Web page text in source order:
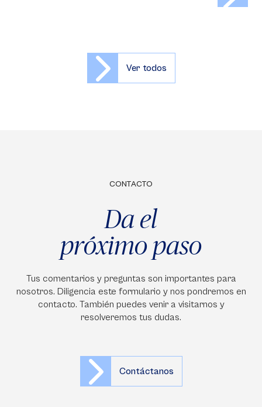
Ver todos
CONTACTO
Da el
próximo paso
Tus comentarios y preguntas son importantes para
nosotros. Diligencia este formulario y nos pondremos en
contacto. También puedes venir a visitarnos y
resolveremos tus dudas.
Contáctanos